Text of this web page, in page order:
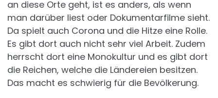
an diese Orte geht, ist es anders, als wenn
man darüber liest oder Dokumentarfilme sieht.
Da spielt auch Corona und die Hitze eine Rolle.
Es gibt dort auch nicht sehr viel Arbeit. Zudem
herrscht dort eine Monokultur und es gibt dort
die Reichen, welche die Ländereien besitzen.
Das macht es schwierig für die Bevölkerung.